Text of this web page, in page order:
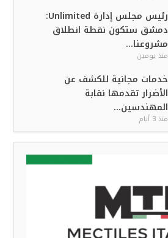
رئيس مجلس إدارة Unlimited:
دمشق ستكون نقطة انطلاق
مشروعنا...
منذ يومين
خدمات مجانية للكشف عن
الأضرار تقدمها نقابة
المهندسين...
منذ 3 أيام